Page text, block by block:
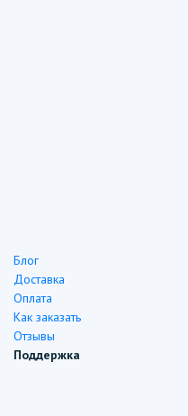
Блог
Доставка
Оплата
Как заказать
Отзывы
Поддержка